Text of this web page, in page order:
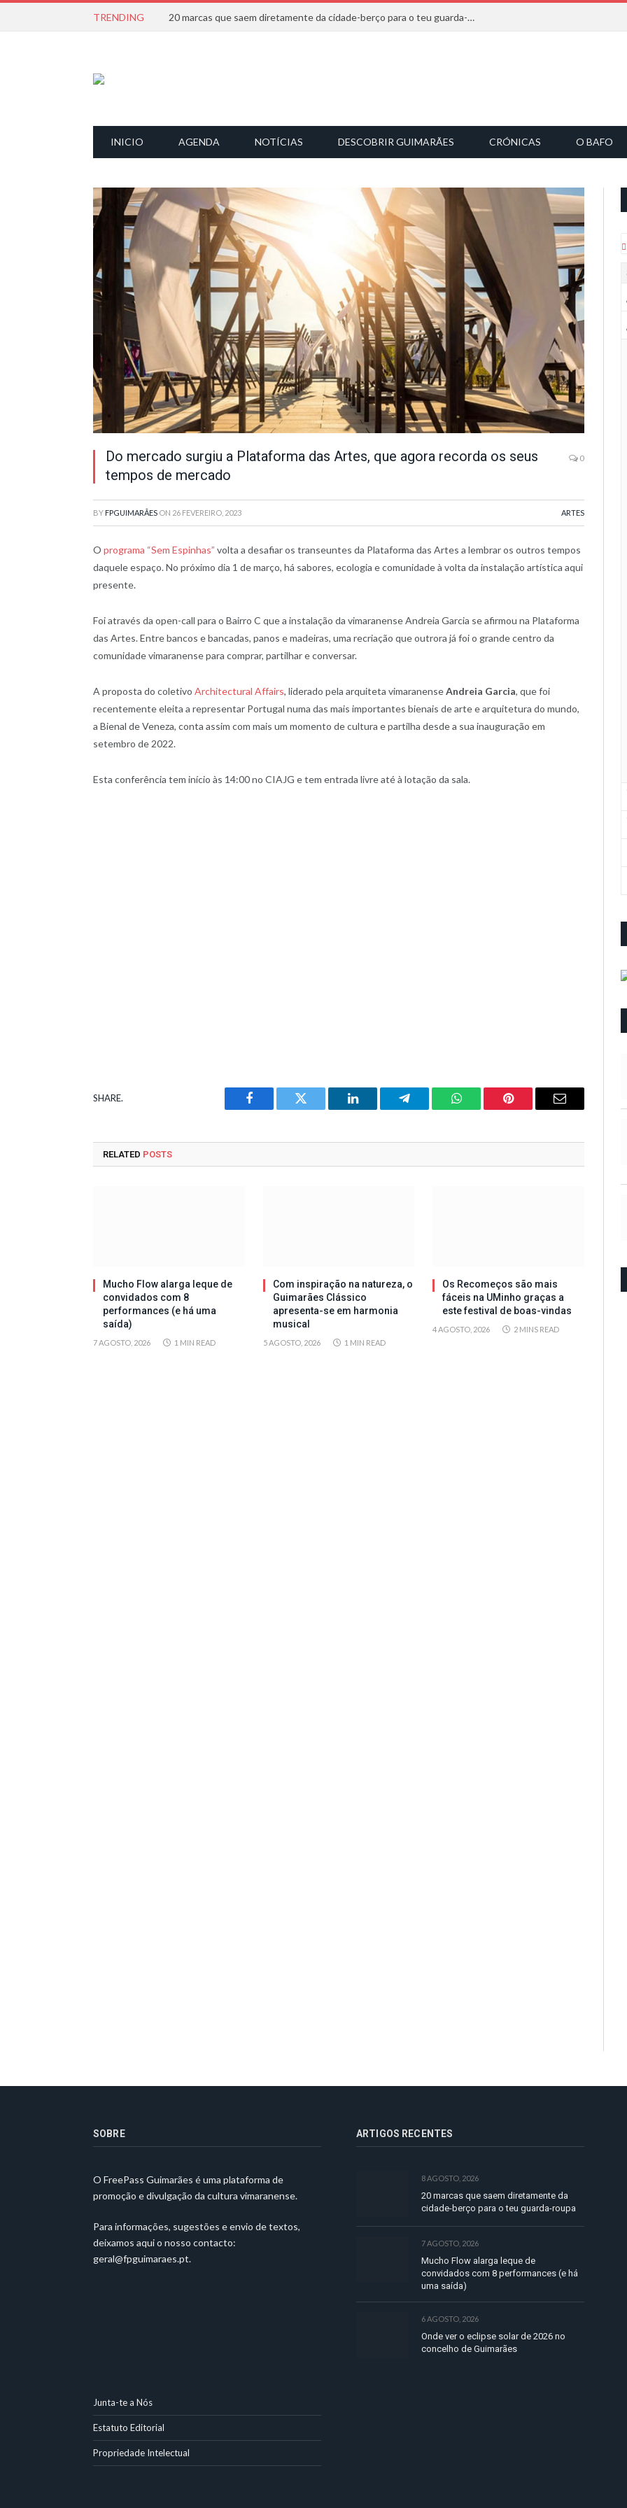
TRENDING 20 marcas que saem diretamente da cidade-berço para o teu guarda-roupa
INICIO AGENDA NOTÍCIAS DESCOBRIR GUIMARÃES CRÓNICAS O BAFO
Do mercado surgiu a Plataforma das Artes, que agora recorda os seus
tempos de mercado
0
BY FPGUIMARÃES ON 26 FEVEREIRO, 2023 ARTES
O programa “Sem Espinhas” volta a desafiar os transeuntes da Plataforma das Artes a lembrar os outros tempos
daquele espaço. No próximo dia 1 de março, há sabores, ecologia e comunidade à volta da instalação artística aqui
presente.
Foi através da open-call para o Bairro C que a instalação da vimaranense Andreia Garcia se afirmou na Plataforma
das Artes. Entre bancos e bancadas, panos e madeiras, uma recriação que outrora já foi o grande centro da
comunidade vimaranense para comprar, partilhar e conversar.
A proposta do coletivo Architectural Affairs, liderado pela arquiteta vimaranenseAndreia Garcia, que foi
recentemente eleita a representar Portugal numa das mais importantes bienais de arte e arquitetura do mundo,
a Bienal de Veneza, conta assim com mais um momento de cultura e partilha desde a sua inauguração em
setembro de 2022.
Esta conferência tem início às 14:00 no CIAJG e tem entrada livre até à lotação da sala.
SHARE.
Facebook Twitter LinkedIn Telegram WhatsAppPinterest Email
RELATED POSTS
Mucho Flow alarga leque de
convidados com 8
performances (e há uma
saída)
7 AGOSTO, 2026 1 MIN READ
Com inspiração na natureza, o
Guimarães Clássico
apresenta-se em harmonia
musical
5 AGOSTO, 2026 1 MIN READ
Os Recomeços são mais
fáceis na UMinho graças a
este festival de boas-vindas
4 AGOSTO, 2026 2 MINS READ
SOBRE
O FreePass Guimarães é uma plataforma de
promoção e divulgação da cultura vimaranense.
Para informações, sugestões e envio de textos,
deixamos aqui o nosso contacto:
geral@fpguimaraes.pt.
ARTIGOS RECENTES
8 AGOSTO, 2026
20 marcas que saem diretamente da
cidade-berço para o teu guarda-roupa
7 AGOSTO, 2026
Mucho Flow alarga leque de
convidados com 8 performances (e há
uma saída)
6 AGOSTO, 2026
Onde ver o eclipse solar de 2026 no
concelho de Guimarães
Junta-te a Nós
Estatuto Editorial
Propriedade Intelectual